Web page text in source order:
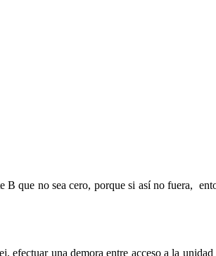
que no sea cero, porque si así no fuera,
una demora entre acceso a la